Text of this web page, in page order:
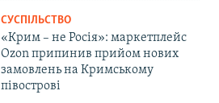
СУСПІЛЬСТВО
«Крим – не Росія»: маркетплейс
Ozon припинив прийом нових
замовлень на Кримському
півострові